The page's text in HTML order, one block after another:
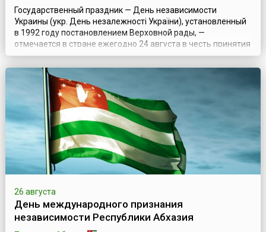
Государственный праздник — День независимости
Украины (укр. День незалежності України), установленный
в 1992 году постановлением Верховной рады, —
отмечается в стране ежегодно 24 августа в честь принятия
Верховным советом УССР «Акта провозглашения
независимости Украины». Это событие и считают датой
образования украинского государства в современном
виде.Историю Украины принято отсчитывать с мом...
26 августа
День международного признания
независимости Республики Абхазия